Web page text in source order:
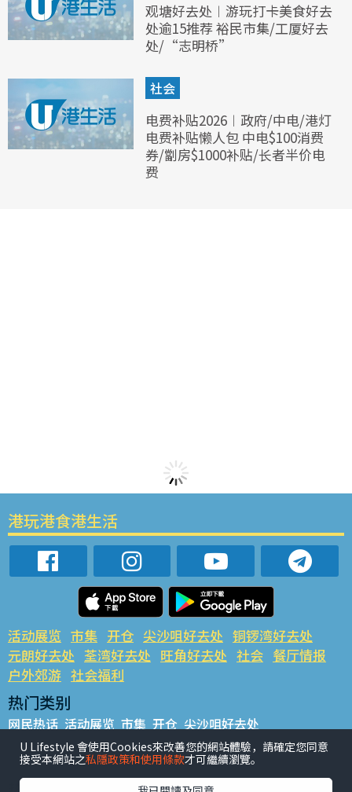
观塘好去处︱游玩打卡美食好去
处逾15推荐 裕民市集/工厦好去
处/“志明桥”
社会
电费补贴2026︱政府/中电/港灯
电费补贴懒人包 中电$100消费
券/劏房$1000补贴/长者半价电
费
港玩港食港生活
活动展览 市集 开仓 尖沙咀好去处 铜锣湾好去处
元朗好去处 荃湾好去处 旺角好去处 社会 餐厅情报
户外郊游 社会福利
热门类别
网民热话 活动展览 市集 开仓 尖沙咀好去处
铜锣湾好去处 元朗好去处 荃湾好去处 旺角好去处 社会
餐厅情报 户外郊游
U Lifestyle 會使用Cookies來改善您的網站體驗，請確定您同意
接受本網站之私隱政策和使用條款才可繼續瀏覽。